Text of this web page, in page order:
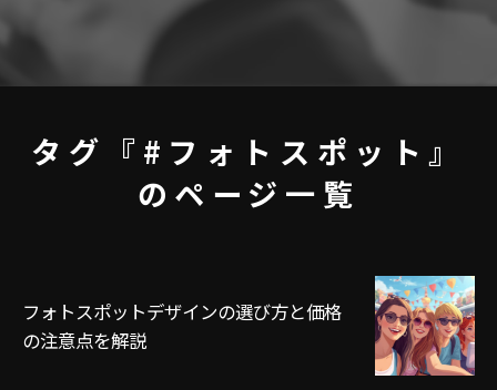
タグ『#フォトスポット』
のページ一覧
フォトスポットデザインの選び方と価格
の注意点を解説